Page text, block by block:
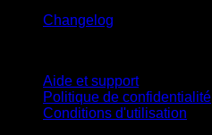
Changelog
Aide et support
Politique de confidentialité
Conditions d'utilisation